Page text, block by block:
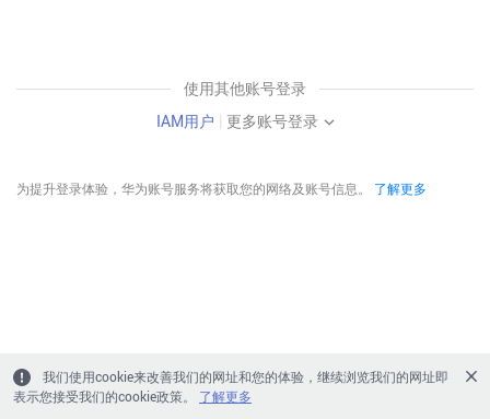
使用其他账号登录
IAM用户 | 更多账号登录
为提升登录体验，华为账号服务将获取您的网络及账号信息。 了解更多
我们使用cookie来改善我们的网址和您的体验，继续浏览我们的网址即
表示您接受我们的cookie政策。
了解更多